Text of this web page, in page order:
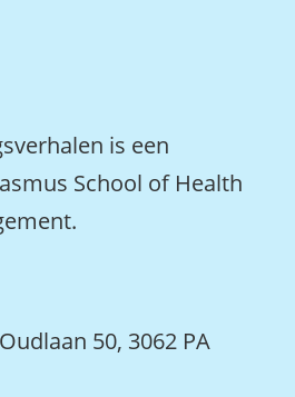
is een
School of Health
50, 3062 PA